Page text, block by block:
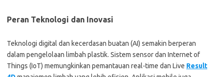
Peran Teknologi dan Inovasi
Teknologi digital dan kecerdasan buatan (AI) semakin berperan
dalam pengelolaan limbah plastik. Sistem sensor dan Internet of
Things (IoT) memungkinkan pemantauan real-time dan Live Result